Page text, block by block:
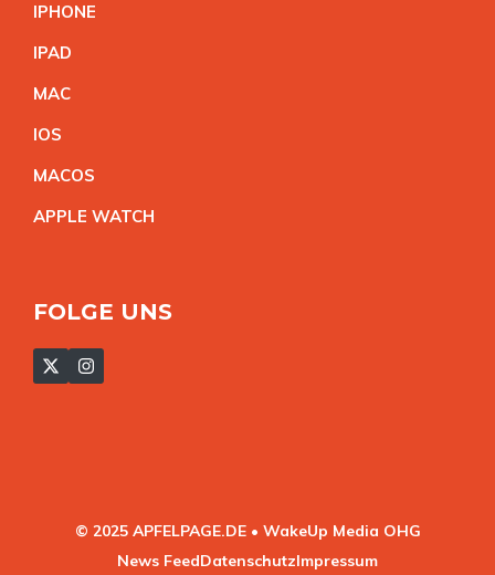
IPHONE
IPAD
MAC
IOS
MACOS
APPLE WATCH
FOLGE UNS
© 2025 APFELPAGE.DE • WakeUp Media OHG
News FeedDatenschutzImpressum